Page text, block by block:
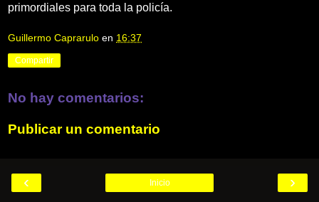
primordiales para toda la policía.
Guillermo Caprarulo en 16:37
Compartir
No hay comentarios:
Publicar un comentario
‹ ›
Inicio